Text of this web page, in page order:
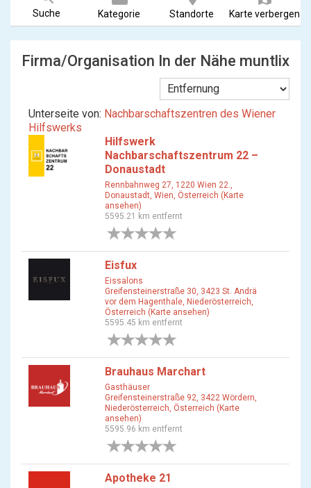
Suche Kategorie Standorte Karte verbergen
Firma/Organisation In der Nähe muntlix
Unterseite von: Nachbarschaftszentren des Wiener
Hilfswerks
Hilfswerk
Nachbarschaftszentrum 22 –
Donaustadt
Rennbahnweg 27, 1220 Wien 22.,
Donaustadt, Wien, Österreich (Karte
ansehen)
5595.21 km entfernt
Eisfux
Eissalons
Greifensteinerstraße 30, 3423 St. Andrä
vor dem Hagenthale, Niederösterreich,
Österreich (Karte ansehen)
5595.45 km entfernt
Brauhaus Marchart
Gasthäuser
Greifensteinerstraße 92, 3422 Wördern,
Niederösterreich, Österreich (Karte
ansehen)
5595.96 km entfernt
Apotheke 21